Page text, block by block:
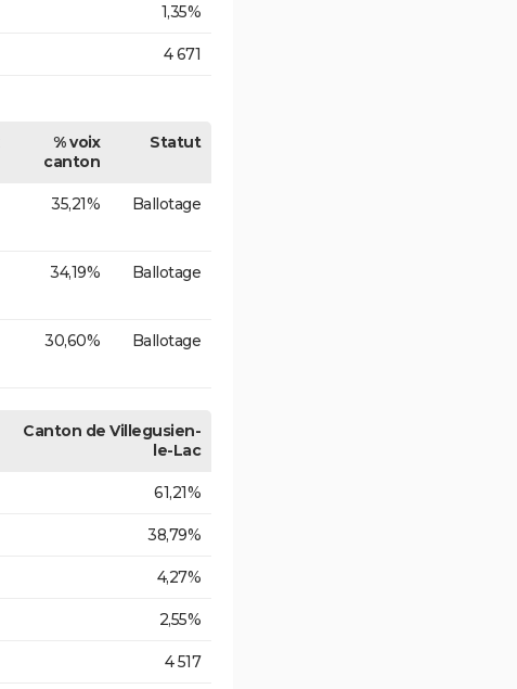
1,35%
4 671
% voix
canton
Statut
35,21% Ballotage
34,19% Ballotage
30,60% Ballotage
Canton de Villegusien-
le-Lac
61,21%
38,79%
4,27%
2,55%
4 517